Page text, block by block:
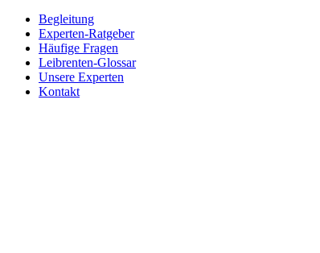
Begleitung
Experten-Ratgeber
Häufige Fragen
Leibrenten-Glossar
Unsere Experten
Kontakt